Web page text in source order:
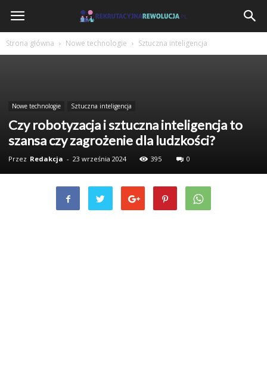
RekrutacyjnaRewolucja.pl
Strona główna Nowe technologie Sztuczna inteligencja
Nowe technologie Sztuczna inteligencja
Czy robotyzacja i sztuczna inteligencja to
szansa czy zagrożenie dla ludzkości?
Przez Redakcja - 23 września 2024 395 0